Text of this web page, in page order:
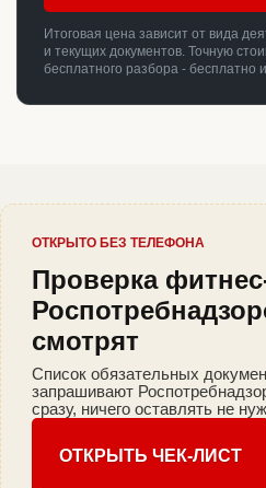
Итоговая цена зависит от вида
и текущих документов. Точную
бесплатного разбора - бесплатно
ОТКРЫТО БЕЗ ТЕЛЕФОНА
Проверка
смотрят
Список обязательных
запрашивают
сразу, ничего оставлять не
ОТКРЫТЬ ЧЕК-ЛИСТ